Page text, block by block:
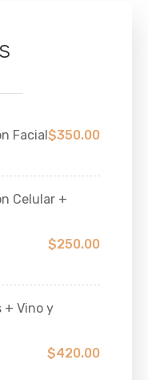
Facial$350.00
Celular +
$250.00
+ Vino y
$420.00